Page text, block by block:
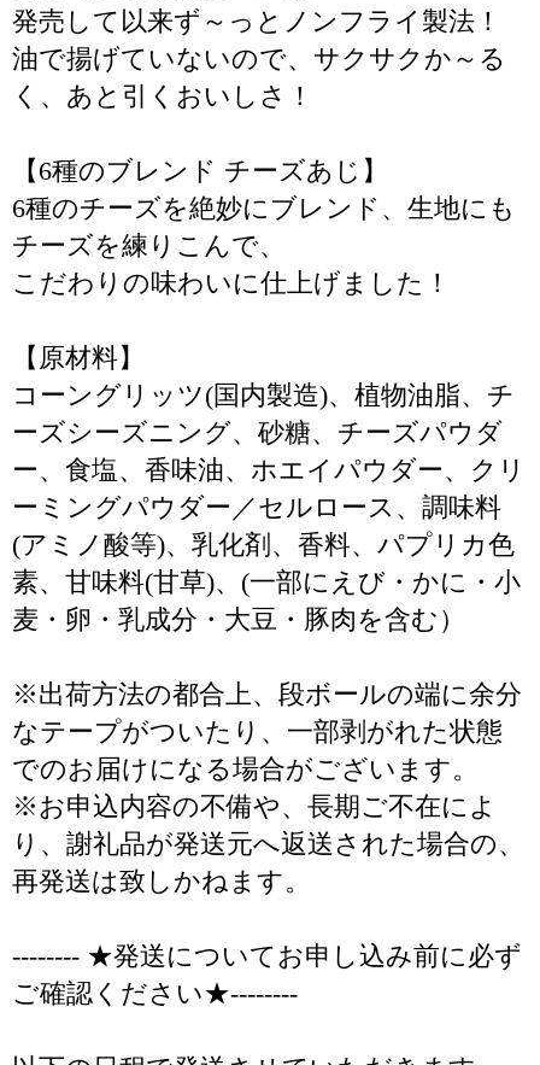
発売して以来ず～っとノンフライ製法！
油で揚げていないので、サクサクか～る
く、あと引くおいしさ！
【6種のブレンド チーズあじ】
6種のチーズを絶妙にブレンド、生地にも
チーズを練りこんで、
こだわりの味わいに仕上げました！
【原材料】
コーングリッツ(国内製造)、植物油脂、チ
ーズシーズニング、砂糖、チーズパウダ
ー、食塩、香味油、ホエイパウダー、クリ
ーミングパウダー／セルロース、調味料
(アミノ酸等)、乳化剤、香料、パプリカ色
素、甘味料(甘草)、(一部にえび・かに・小
麦・卵・乳成分・大豆・豚肉を含む）
※出荷方法の都合上、段ボールの端に余分
なテープがついたり、一部剥がれた状態
でのお届けになる場合がございます。
※お申込内容の不備や、長期ご不在によ
り、謝礼品が発送元へ返送された場合の、
再発送は致しかねます。
-------- ★発送についてお申し込み前に必ず
ご確認ください★--------